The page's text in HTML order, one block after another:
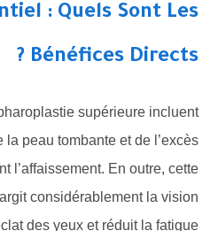
: Quels Sont Les
Bénéfices Directs ?
supérieure incluent
la peau tombante et de l’excès
l’affaissement. En outre, cette
considérablement la vision
des yeux et réduit la fatigue